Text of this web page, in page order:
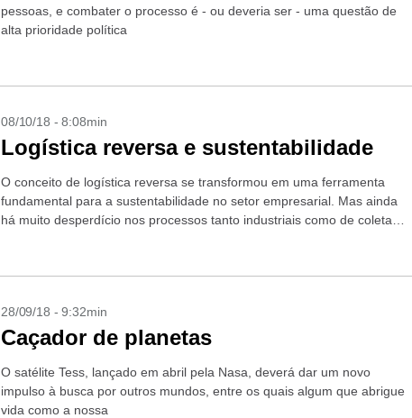
pessoas, e combater o processo é - ou deveria ser - uma questão de
alta prioridade política
08/10/18 - 8:08min
Logística reversa e sustentabilidade
O conceito de logística reversa se transformou em uma ferramenta
fundamental para a sustentabilidade no setor empresarial. Mas ainda
há muito desperdício nos processos tanto industriais como de coleta
28/09/18 - 9:32min
Caçador de planetas
O satélite Tess, lançado em abril pela Nasa, deverá dar um novo
impulso à busca por outros mundos, entre os quais algum que abrigue
vida como a nossa